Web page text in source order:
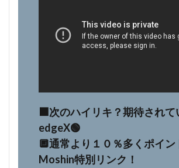
⬛️次のハイリキ？期待されて
edgeX🟢
🔲通常より１０％多くポイ
Moshin特別リンク！